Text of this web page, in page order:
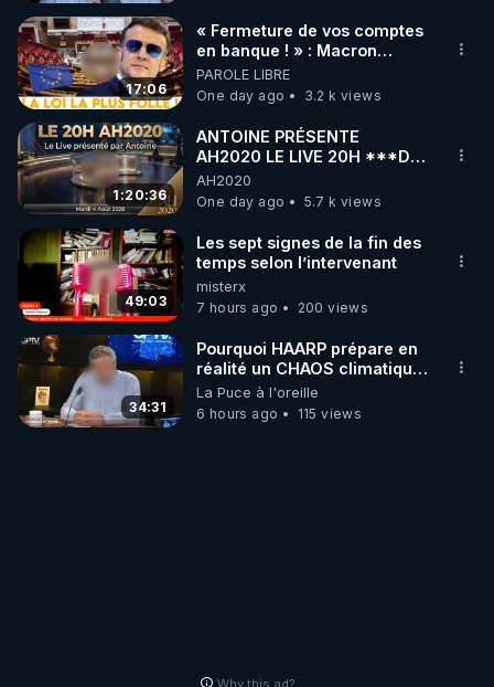
de relancer les fonctions naturelles de nettoyage
du corps
▶On démontre pourquoi il est idéal pour les
personnes fatiguées ou surchargées
▶On aborde les effets physiologiques profonds du
jeûne intermittent (autophagie, réduction de
l’inflammation, clarté mentale…)
Et on vous donne un aperçu du parcours 6 sur
rgnr.tv, un programme complet pour adapter le
jeûne à votre réalité, en douceur, sans dogmes ni
recettes toutes faites
Un épisode pour remettre le corps au centre,
17:06
« Fermeture de vos comptes
en banque ! » : Macron
impose une loi folle !
PAROLE LIBRE
One day ago
3.2 k views
1:20:36
ANTOINE PRÉSENTE
AH2020 LE LIVE 20H ***DU
04/08/2026*** 📷LE
GRAND RÉVEIL EST EN
MARCHE 📷
AH2020
One day ago
5.7 k views
49:03
Les sept signes de la fin des
temps selon l’intervenant
misterx
7 hours ago
200 views
34:31
Pourquoi HAARP prépare en
réalité un CHAOS climatique,
on répond
La Puce à l'oreille
6 hours ago
115 views
Why this ad?